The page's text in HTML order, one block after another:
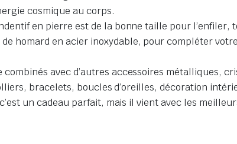
cosmique au corps.
en pierre est de la bonne taille pour l’enfiler,
homard en acier inoxydable, pour compléter
avec d’autres accessoires métalliques,
bracelets, boucles d’oreilles, décoration
un cadeau parfait, mais il vient avec les